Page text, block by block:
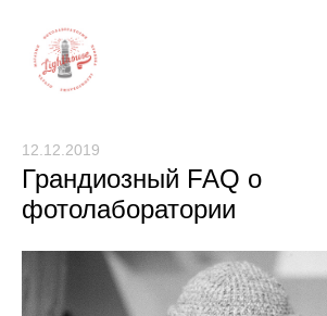
12.12.2019
Грандиозный FAQ о
фотолаборатории